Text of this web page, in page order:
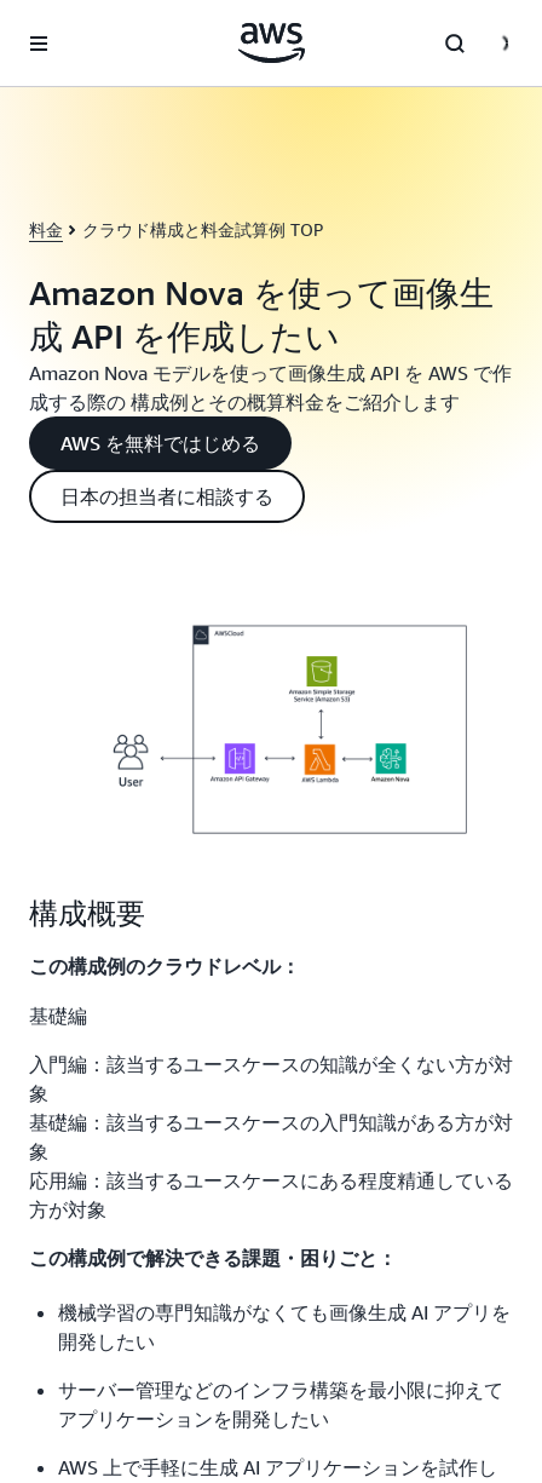
料金 クラウド構成と料金試算例 TOP
Amazon Nova を使って画像生
成 API を作成したい
Amazon Nova モデルを使って画像生成 API を AWS で作
成する際の 構成例とその概算料金をご紹介します
AWS を無料ではじめる
日本の担当者に相談する
構成概要
この構成例のクラウドレベル：
基礎編
入門編：該当するユースケースの知識が全くない方が対
象
基礎編：該当するユースケースの入門知識がある方が対
象
応用編：該当するユースケースにある程度精通している
方が対象
この構成例で解決できる課題・困りごと：
機械学習の専門知識がなくても画像生成 AI アプリを
開発したい
サーバー管理などのインフラ構築を最小限に抑えて
アプリケーションを開発したい
AWS 上で手軽に生成 AI アプリケーションを試作し